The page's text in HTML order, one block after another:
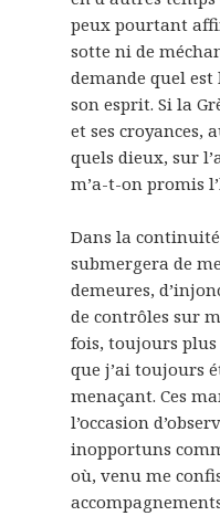
peux pourtant
sotte ni de
demande quel
son esprit. Si la
et ses croyances,
quels dieux, sur
m’a-t-on promis
Dans la
submergera de
demeures,
de contrôles sur
fois, toujours plus
que j’ai toujours
menaçant. Ces
l’occasion
inopportuns
où, venu me